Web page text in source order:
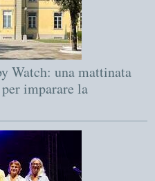
Watch: una mattinata
imparare la